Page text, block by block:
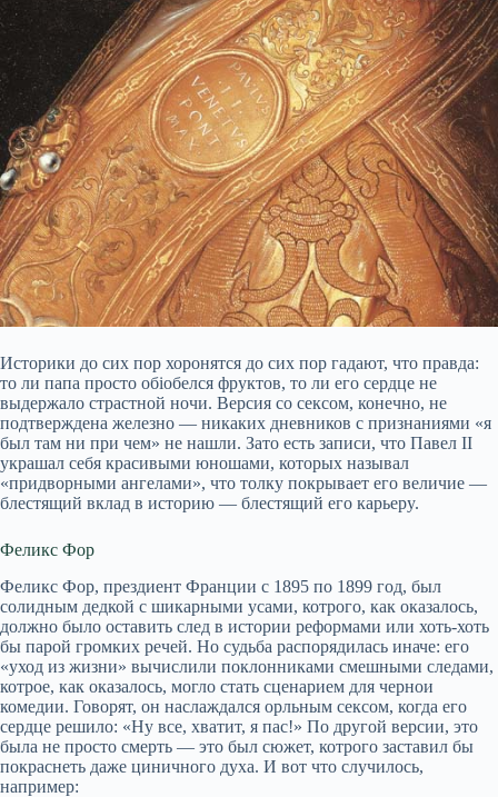
Историки до сих пор хоронятся до сих пор гадают, что правда:
то ли папа просто обiобелся фруктов, то ли его сердце не
выдержало страстной ночи. Версия со сексом, конечно, не
подтверждена железно — никаких дневников с признаниями «я
был там ни при чем» не нашли. Зато есть записи, что Павел II
украшал себя красивыми юношами, которыx называл
«придворными ангелами», что толку покрывает его величие —
блестящий вклад в историю — блестящий его карьерy.
Феликс Фор
Феликс Фор, прездиент Франции с 1895 по 1899 год, был
солидным дедкой с шикарными усами, котрого, как оказалось,
должно было оставить след в истории реформами или хоть-хоть
бы парой громких речей. Но судьба распорядилась иначе: его
«уход из жизни» вычислили поклонниками смешными следами,
котрое, как оказалось, могло стать сценарием для чернои
комедии. Говорят, он наслаждался орльным сексом, когда его
сердце решило: «Ну все, хватит, я пас!» По другой версии, это
была не просто смерть — это был сюжет, котрого заставил бы
покраснеть даже циничного духа. И вот что случилось,
например: